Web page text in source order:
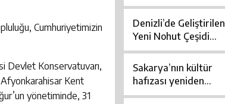
Cumhuriyetimizin
Devlet Konservatuvarı,
Kent
yönetiminde, 31
Burcu Köksal’dan
Saha Odaklı Yönetim
Denizli’de Geliştirilen
Yeni Nohut Çeşidi
Afyonkarahisar’da
Yüksek Verim
Sağladı
Sakarya’nın kültür
hafızası yeniden
hayat buldu